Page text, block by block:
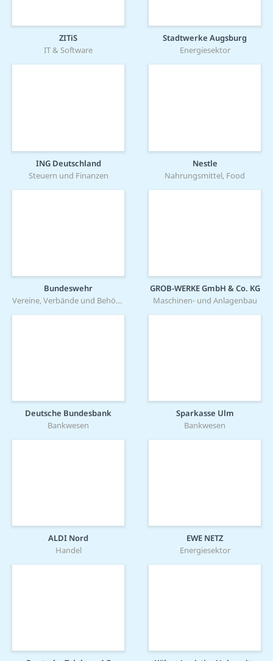
ZITiS
IT & Software
Stadtwerke Augsburg
Energiesektor
ING Deutschland
Steuern und Finanzen
Nestle
Nahrungsmittel, Food
Bundeswehr
Vereine, Verbände und Behörden
GROB-WERKE GmbH & Co. KG
Maschinen- und Anlagenbau
Deutsche Bundesbank
Bankwesen
Sparkasse Ulm
Bankwesen
ALDI Nord
Handel
EWE NETZ
Energiesektor